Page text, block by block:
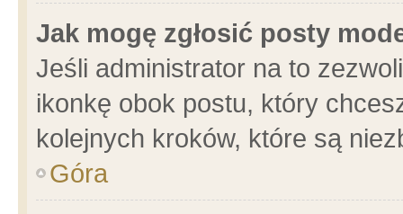
Jak mogę zgłosić posty
Jeśli administrator na to
ikonkę obok postu, który
kolejnych kroków, które są
Góra